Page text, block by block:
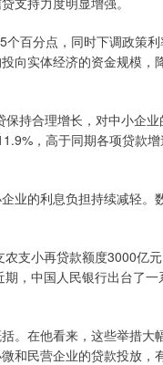
百分点，同时下调政策利
向实体经济的资金规模，
合理增长，对中小企业
，高于同期各项贷款
的利息负担持续减轻。
小再贷款额度3000亿
，中国人民银行出台了一
在他看来，这些举措大
民营企业的贷款投放，